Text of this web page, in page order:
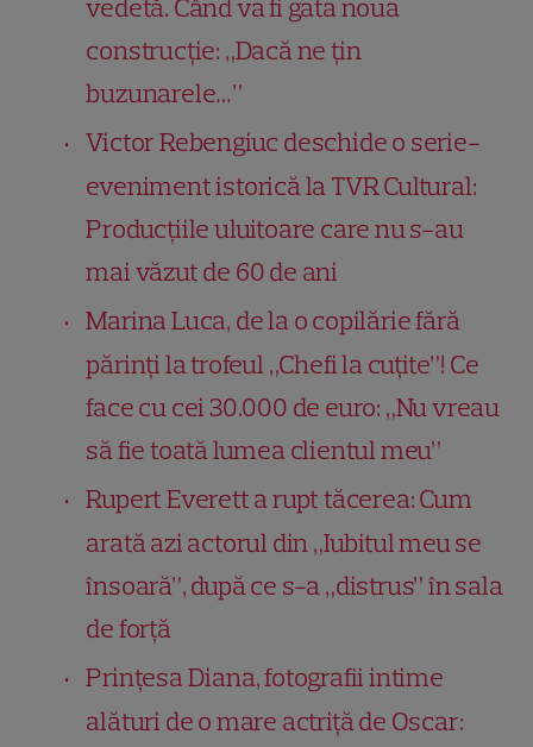
vedetă. Când va fi gata noua
construcție: „Dacă ne țin
buzunarele…”
Victor Rebengiuc deschide o serie-
eveniment istorică la TVR Cultural:
Producțiile uluitoare care nu s-au
mai văzut de 60 de ani
Marina Luca, de la o copilărie fără
părinți la trofeul „Chefi la cuțite”! Ce
face cu cei 30.000 de euro: „Nu vreau
să fie toată lumea clientul meu”
Rupert Everett a rupt tăcerea: Cum
arată azi actorul din „Iubitul meu se
însoară”, după ce s-a „distrus” în sala
de forță
Prințesa Diana, fotografii intime
alături de o mare actriță de Oscar: